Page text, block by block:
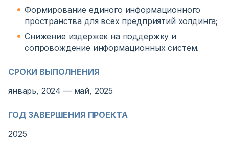
Формирование единого информационного
пространства для всех предприятий холдинга;
Снижение издержек на поддержку и
сопровождение информационных систем.
СРОКИ ВЫПОЛНЕНИЯ
январь, 2024 — май, 2025
ГОД ЗАВЕРШЕНИЯ ПРОЕКТА
2025